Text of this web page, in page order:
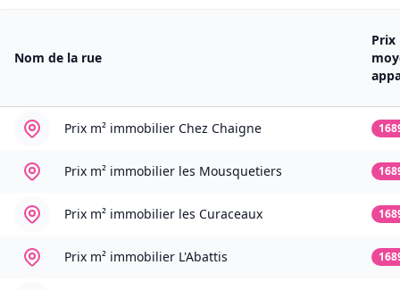
Nom de la rue
Prix
Prix m² immobilier Chez Chaigne
Prix m² immobilier les Mousquetiers
Prix m² immobilier les Curaceaux
Prix m² immobilier L'Abattis